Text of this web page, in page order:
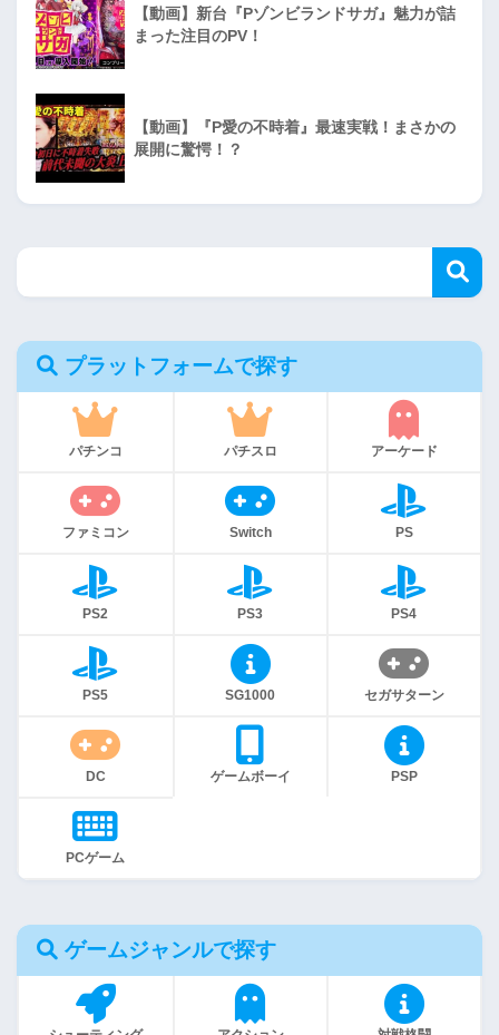
【動画】新台『Pゾンビランドサガ』魅力が詰
まった注目のPV！
【動画】『P愛の不時着』最速実戦！まさかの
展開に驚愕！？
プラットフォームで探す
パチンコ パチスロ アーケード
ファミコン Switch PS
PS2 PS3 PS4
PS5 SG1000 セガサターン
DC ゲームボーイ PSP
PCゲーム
ゲームジャンルで探す